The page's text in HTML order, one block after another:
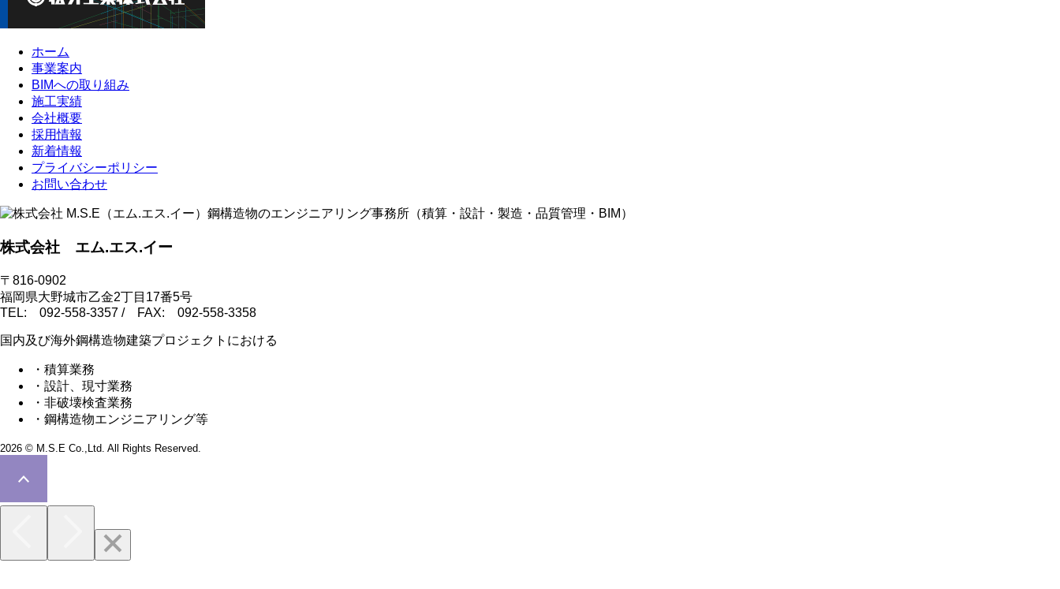
ホーム
事業案内
BIMへの取り組み
施工実績
会社概要
採用情報
新着情報
プライバシーポリシー
お問い合わせ
株式会社 エム.エス.イー
〒816-0902
福岡県大野城市乙金2丁目17番5号
TEL: 092-558-3357 / FAX: 092-558-3358
国内及び海外鋼構造物建築プロジェクトにおける
・積算業務
・設計、現寸業務
・非破壊検査業務
・鋼構造物エンジニアリング等
2026 © M.S.E Co.,Ltd. All Rights Reserved.